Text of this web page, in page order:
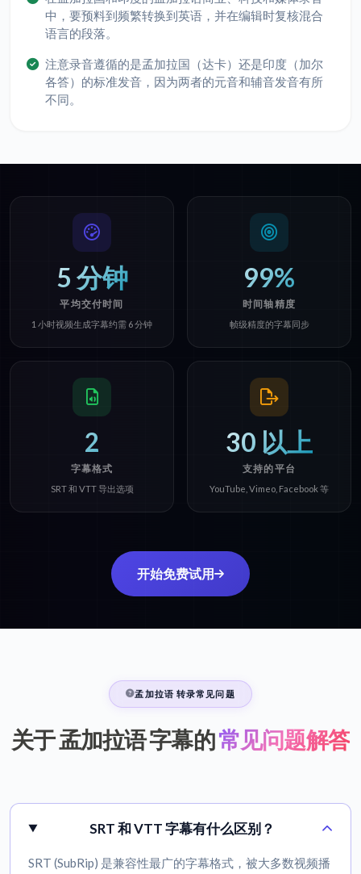
中，要预料到频繁转换到英语，并在编辑时复核混合
语言的段落。
注意录音遵循的是孟加拉国（达卡）还是印度（加尔
各答）的标准发音，因为两者的元音和辅音发音有所
不同。
5 分钟
平均交付时间
1 小时视频生成字幕约需 6 分钟
99%
时间轴精度
帧级精度的字幕同步
2
字幕格式
SRT 和 VTT 导出选项
30 以上
支持的平台
YouTube, Vimeo, Facebook 等
开始免费试用
孟加拉语 转录常见问题
关于 孟加拉语 字幕的常见问题解答
SRT 和 VTT 字幕有什么区别？
SRT (SubRip) 是兼容性最广的字幕格式，被大多数视频播